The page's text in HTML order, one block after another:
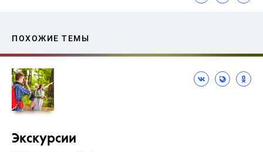
ПОХОЖИЕ ТЕМЫ
Экскурсии